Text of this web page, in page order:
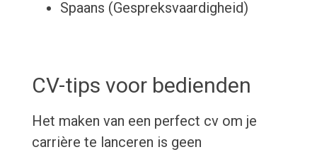
Spaans (Gespreksvaardigheid)
CV-tips voor bedienden
Het maken van een perfect cv om je
carrière te lanceren is geen